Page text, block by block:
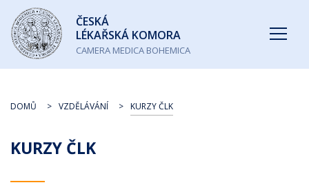
Česká
lékařská
komora
ČESKÁ
LÉKAŘSKÁ KOMORA
CAMERA MEDICA BOHEMICA
KURZY ČLK
DOMŮ VZDĚLÁVÁNÍ KURZY ČLK